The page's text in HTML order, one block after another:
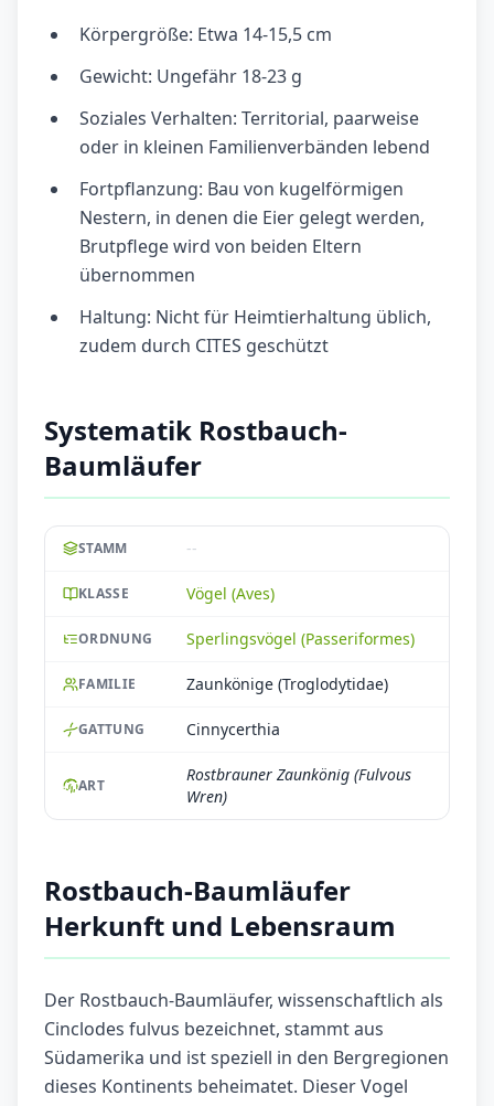
Körpergröße: Etwa 14-15,5 cm
Gewicht: Ungefähr 18-23 g
Soziales Verhalten: Territorial, paarweise
oder in kleinen Familienverbänden lebend
Fortpflanzung: Bau von kugelförmigen
Nestern, in denen die Eier gelegt werden,
Brutpflege wird von beiden Eltern
übernommen
Haltung: Nicht für Heimtierhaltung üblich,
zudem durch CITES geschützt
Systematik Rostbauch-
Baumläufer
STAMM --
KLASSE Vögel (Aves)
ORDNUNG Sperlingsvögel (Passeriformes)
FAMILIE Zaunkönige (Troglodytidae)
GATTUNG Cinnycerthia
ART
Rostbrauner Zaunkönig (Fulvous
Wren)
Rostbauch-Baumläufer
Herkunft und Lebensraum
Der Rostbauch-Baumläufer, wissenschaftlich als
Cinclodes fulvus bezeichnet, stammt aus
Südamerika und ist speziell in den Bergregionen
dieses Kontinents beheimatet. Dieser Vogel